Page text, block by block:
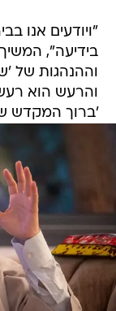
"ויודעים אנו
בידיעה",
וההנהגות של
והרעש הוא
'ברוך המקדש